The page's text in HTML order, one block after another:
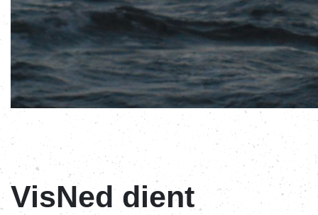
VisNed dient